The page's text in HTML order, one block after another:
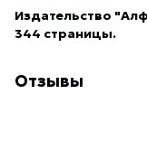
Издательство
344 страницы.
Отзывы